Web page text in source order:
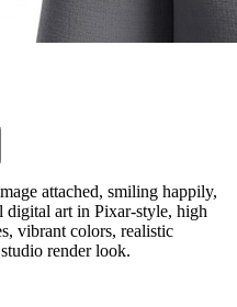
attached, smiling happily,
digital art in Pixar-style, high
vibrant colors, realistic
render look.